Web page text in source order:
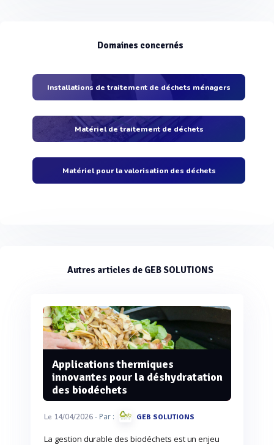
Domaines concernés
Installations de traitement de déchets ménagers
Matériel de traitement de déchets
Matériel pour la valorisation des déchets
Autres articles de GEB SOLUTIONS
Applications thermiques
innovantes pour la déshydratation
des biodéchets
Le 14/04/2026- Par : GEB SOLUTIONS
La gestion durable des biodéchets est un enjeu